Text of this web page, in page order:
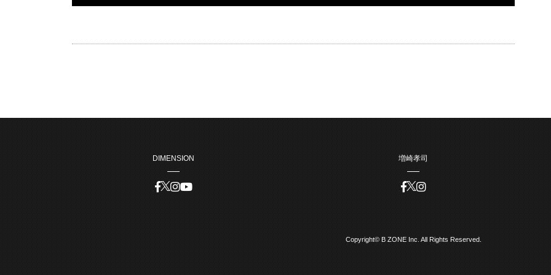
DIMENSION 増崎孝司
Copyright© B ZONE Inc. All Rights Reserved.